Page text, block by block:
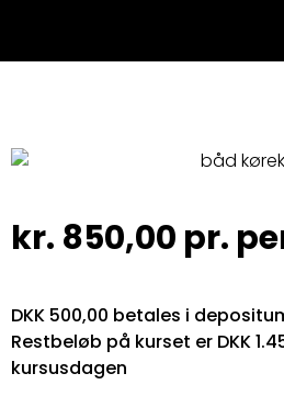
kr. 850,00 pr.
DKK 500,00 betales i
Restbeløb på kurset er DKK
kursusdagen